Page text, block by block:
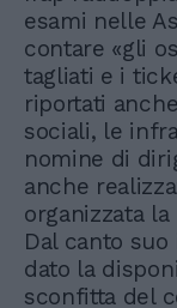
esami nelle
contare «gli
tagliati e i
riportati
sociali, le
nomine di
anche
organizzata
Dal canto
dato la
sconfitta del